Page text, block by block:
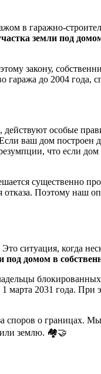
в гаражно-
земли под
закону,
до 2004 года,
особые
ваш дом построен
что если
существенно
Поэтому наш
ситуация, когда
под домом в
1 марта 2031 года.
споров о границах.
землю. 🏘️🤝